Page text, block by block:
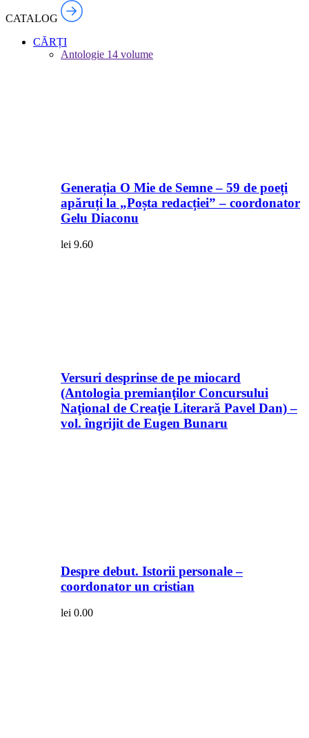
CATALOG
CĂRȚI
Antologie 14 volume
Generația O Mie de Semne – 59 de poeți
apăruți la „Poșta redacției” – coordonator
Gelu Diaconu
lei 9.60
Versuri desprinse de pe miocard
(Antologia premianţilor Concursului
Naţional de Creaţie Literară Pavel Dan) –
vol. îngrijit de Eugen Bunaru
Despre debut. Istorii personale –
coordonator un cristian
lei 0.00